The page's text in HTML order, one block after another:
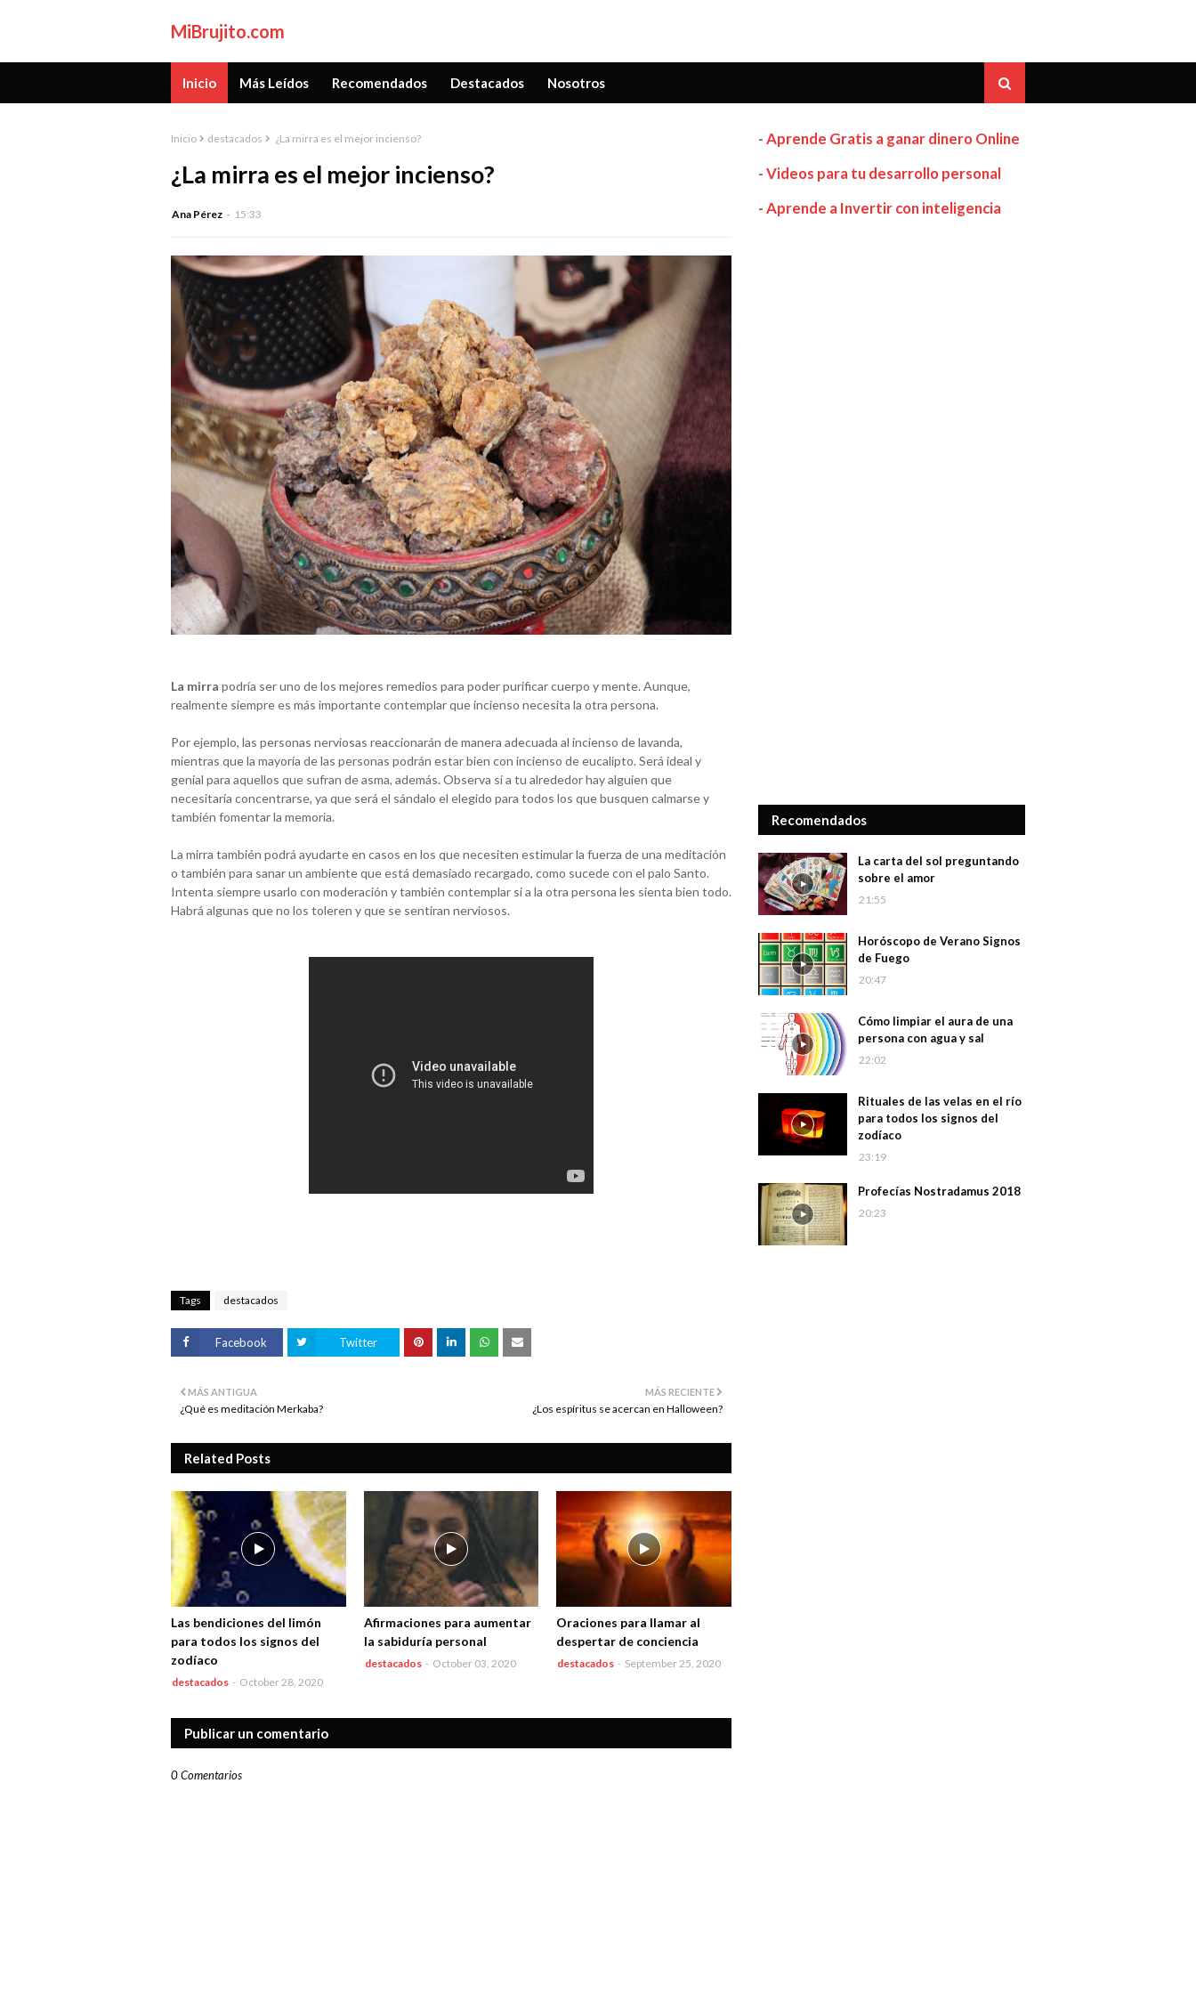
MiBrujito.com
Inicio Más Leídos Recomendados Destacados Nosotros
Inicio destacados ¿La mirra es el mejor incienso?
¿La mirra es el mejor incienso?
Ana Pérez 15:33
La mirra podría ser uno de los mejores remedios para poder purificar cuerpo y mente. Aunque,
realmente siempre es más importante contemplar que incienso necesita la otra persona.
Por ejemplo, las personas nerviosas reaccionarán de manera adecuada al incienso de lavanda,
mientras que la mayoría de las personas podrán estar bien con incienso de eucalipto. Será ideal y
genial para aquellos que sufran de asma, además. Observa si a tu alrededor hay alguien que
necesitaría concentrarse, ya que será el sándalo el elegido para todos los que busquen calmarse y
también fomentar la memoria.
La mirra también podrá ayudarte en casos en los que necesiten estimular la fuerza de una meditación
o también para sanar un ambiente que está demasiado recargado, como sucede con el palo Santo.
Intenta siempre usarlo con moderación y también contemplar si a la otra persona les sienta bien todo.
Habrá algunas que no los toleren y que se sentiran nerviosos.
Tags destacados
Facebook Twitter
MÁS RECIENTE
¿Los espíritus se acercan en Halloween?
MÁS ANTIGUA
¿Qué es meditación Merkaba?
Related Posts
Las bendiciones del limón
para todos los signos del
zodíaco
destacados - October 28, 2020
Afirmaciones para aumentar
la sabiduría personal
destacados - October 03, 2020
Oraciones para llamar al
despertar de conciencia
destacados - September 25, 2020
Publicar un comentario
0 Comentarios
-Aprende Gratis a ganar dinero Online
-Videos para tu desarrollo personal
-Aprende a Invertir con inteligencia
Recomendados
La carta del sol preguntando
sobre el amor
21:55
Horóscopo de Verano Signos
de Fuego
20:47
Cómo limpiar el aura de una
persona con agua y sal
22:02
Rituales de las velas en el río
para todos los signos del
zodíaco
23:19
Profecías Nostradamus 2018
20:23